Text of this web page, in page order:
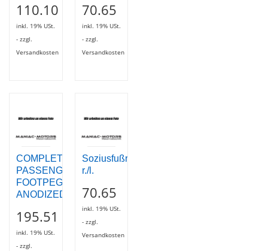
110.10
inkl. 19% USt.
- zzgl.
Versandkosten
70.65
inkl. 19% USt.
- zzgl.
Versandkosten
COMPLETE
PASSENGER
FOOTPEG
ANODIZED
195.51
inkl. 19% USt.
- zzgl.
Soziusfußraste
r./l.
70.65
inkl. 19% USt.
- zzgl.
Versandkosten